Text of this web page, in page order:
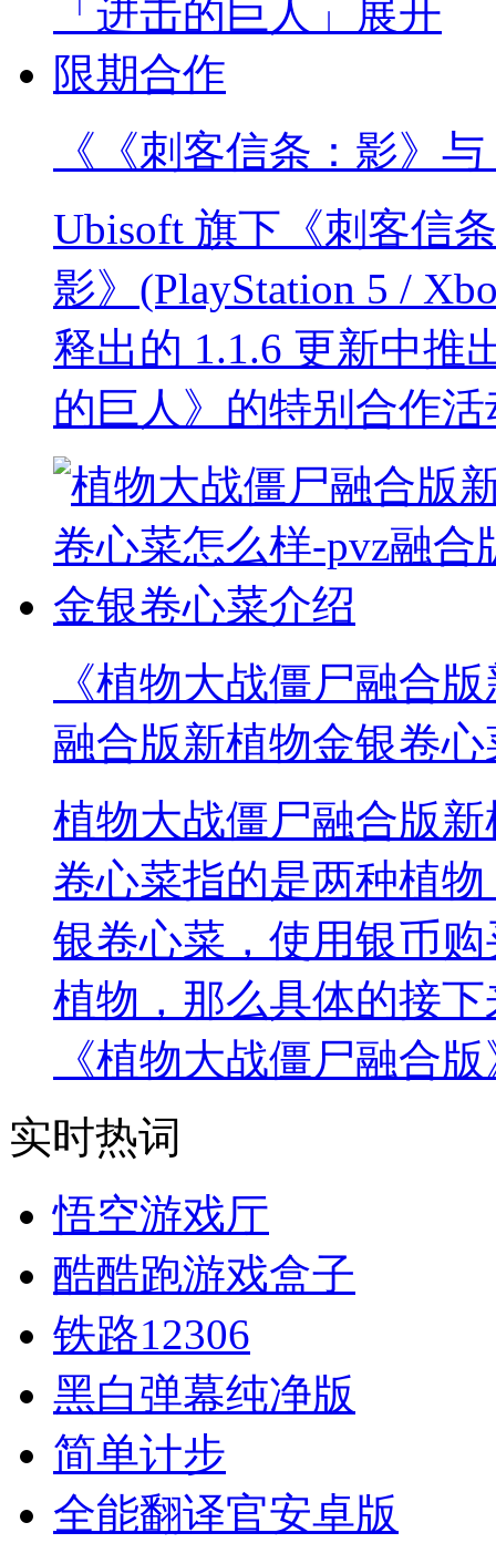
《《刺客信条：影》
Ubisoft 旗下《刺客信
影》(PlayStation 5 /
释出的 1.1.6 更新中推
的巨人》的特别合作活
《植物大战僵尸融合
融合版新植物金银卷
植物大战僵尸融合版
卷心菜指的是两种植
银卷心菜，使用银币
植物，那么具体的接
《植物大战僵尸融合
实时热词
悟空游戏厅
酷酷跑游戏盒子
铁路12306
黑白弹幕纯净版
简单计步
全能翻译官安卓版